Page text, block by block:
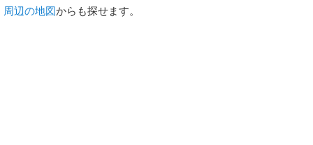
周辺の地図からも探せます。